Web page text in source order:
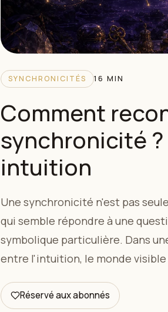
SYNCHRONICITÉS 16 MIN
Comment
synchronicité
intuition
Une synchronicité n'est pas
qui semble répondre à une
symbolique particulière. Dans
entre l'intuition, le monde visible
Réservé aux abonnés